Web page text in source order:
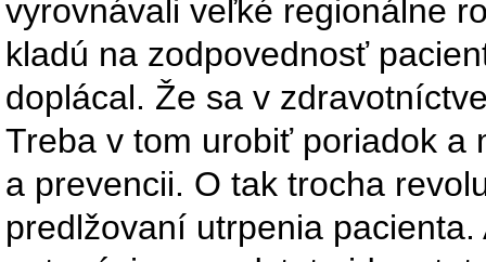
vyrovnávali veľké regionálne
kladú na zodpovednosť
doplácal. Že sa v
Treba v tom urobiť poriadok
a prevencii. O tak trocha
predlžovaní utrpenia